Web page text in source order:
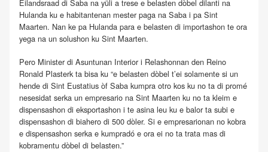
Eilandsraad di Saba na yüli a trese e belasten dòbel dilanti na
Hulanda ku e habitantenan mester paga na Saba i pa Sint
Maarten. Nan ke pa Hulanda para e belasten di importashon te ora
yega na un solushon ku Sint Maarten.
Pero Minister di Asuntunan Interior i Relashonnan den Reino
Ronald Plasterk ta bisa ku “e belasten dòbel t’ei solamente si un
hende di Sint Eustatius òf Saba kumpra otro kos ku no ta di promé
nesesidat serka un empresario na Sint Maarten ku no ta kleim e
dispensashon di eksportashon i te asina leu ku e balor ta subi e
dispensashon di biahero di 500 dòler. Si e empresarionan no kobra
e dispensashon serka e kumpradó e ora ei no ta trata mas di
kobramentu dòbel di belasten.”